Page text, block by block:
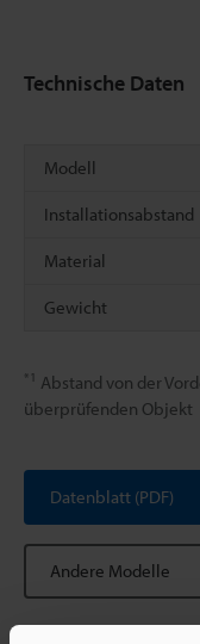
Technische Daten
Modell
Installationsabstand
Material
Gewicht
*1 Abstand von der
überprüfenden Objekt
Datenblatt (PDF)
Andere Modelle